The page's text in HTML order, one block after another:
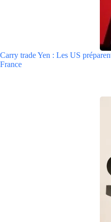
Carry trade Yen : Les US
France